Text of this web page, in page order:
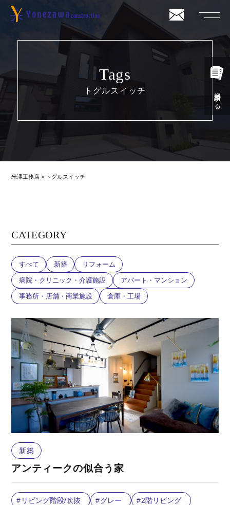
資料請求する
Tags
トグルスイッチ
米澤工務店 > トグルスイッチ
CATEGORY
すべて 新築 リフォーム
病院・クリニック・介護施設 アパート・マンション
事務所・店舗・商業施設 倉庫・工場
新築
アンティークの似合う家
リビング階段/吹抜 グレー
2階リビング